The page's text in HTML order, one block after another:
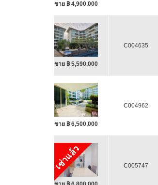
ขาย ฿ 4,900,000
ขาย ฿ 5,590,000
C004635
ขาย ฿ 6,500,000
C004962
เช่าแล้ว C005747